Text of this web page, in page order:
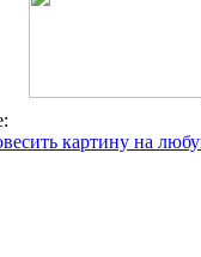
картину на